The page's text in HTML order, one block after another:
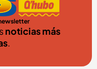
noticias más
.